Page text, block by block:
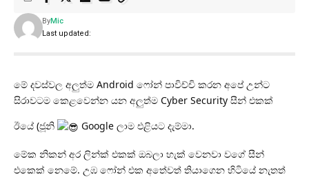
Last updated:
ByMic
මේ දවස්වල අලුත්ම Android ෆෝන් පාවිච්චි කරන අපේ උන්ට
සිරාවටම කෙළවෙන්න යන අලුත්ම Cyber Security සීන් එකක්
ඊයේ (ජූනි
Google ලාම එළියට දැම්මා.
මේක නිකන් අර ලින්ක් එකක් ඔබලා හැක් වෙනවා වගේ සීන්
එකෙක් නෙමේ. උඹ ෆෝන් එක අතේවත් තියාගෙන හිටියේ නැතත්